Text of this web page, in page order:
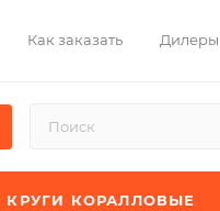
Как заказать Дилеры
КРУГИ КОРАЛЛОВЫЕ